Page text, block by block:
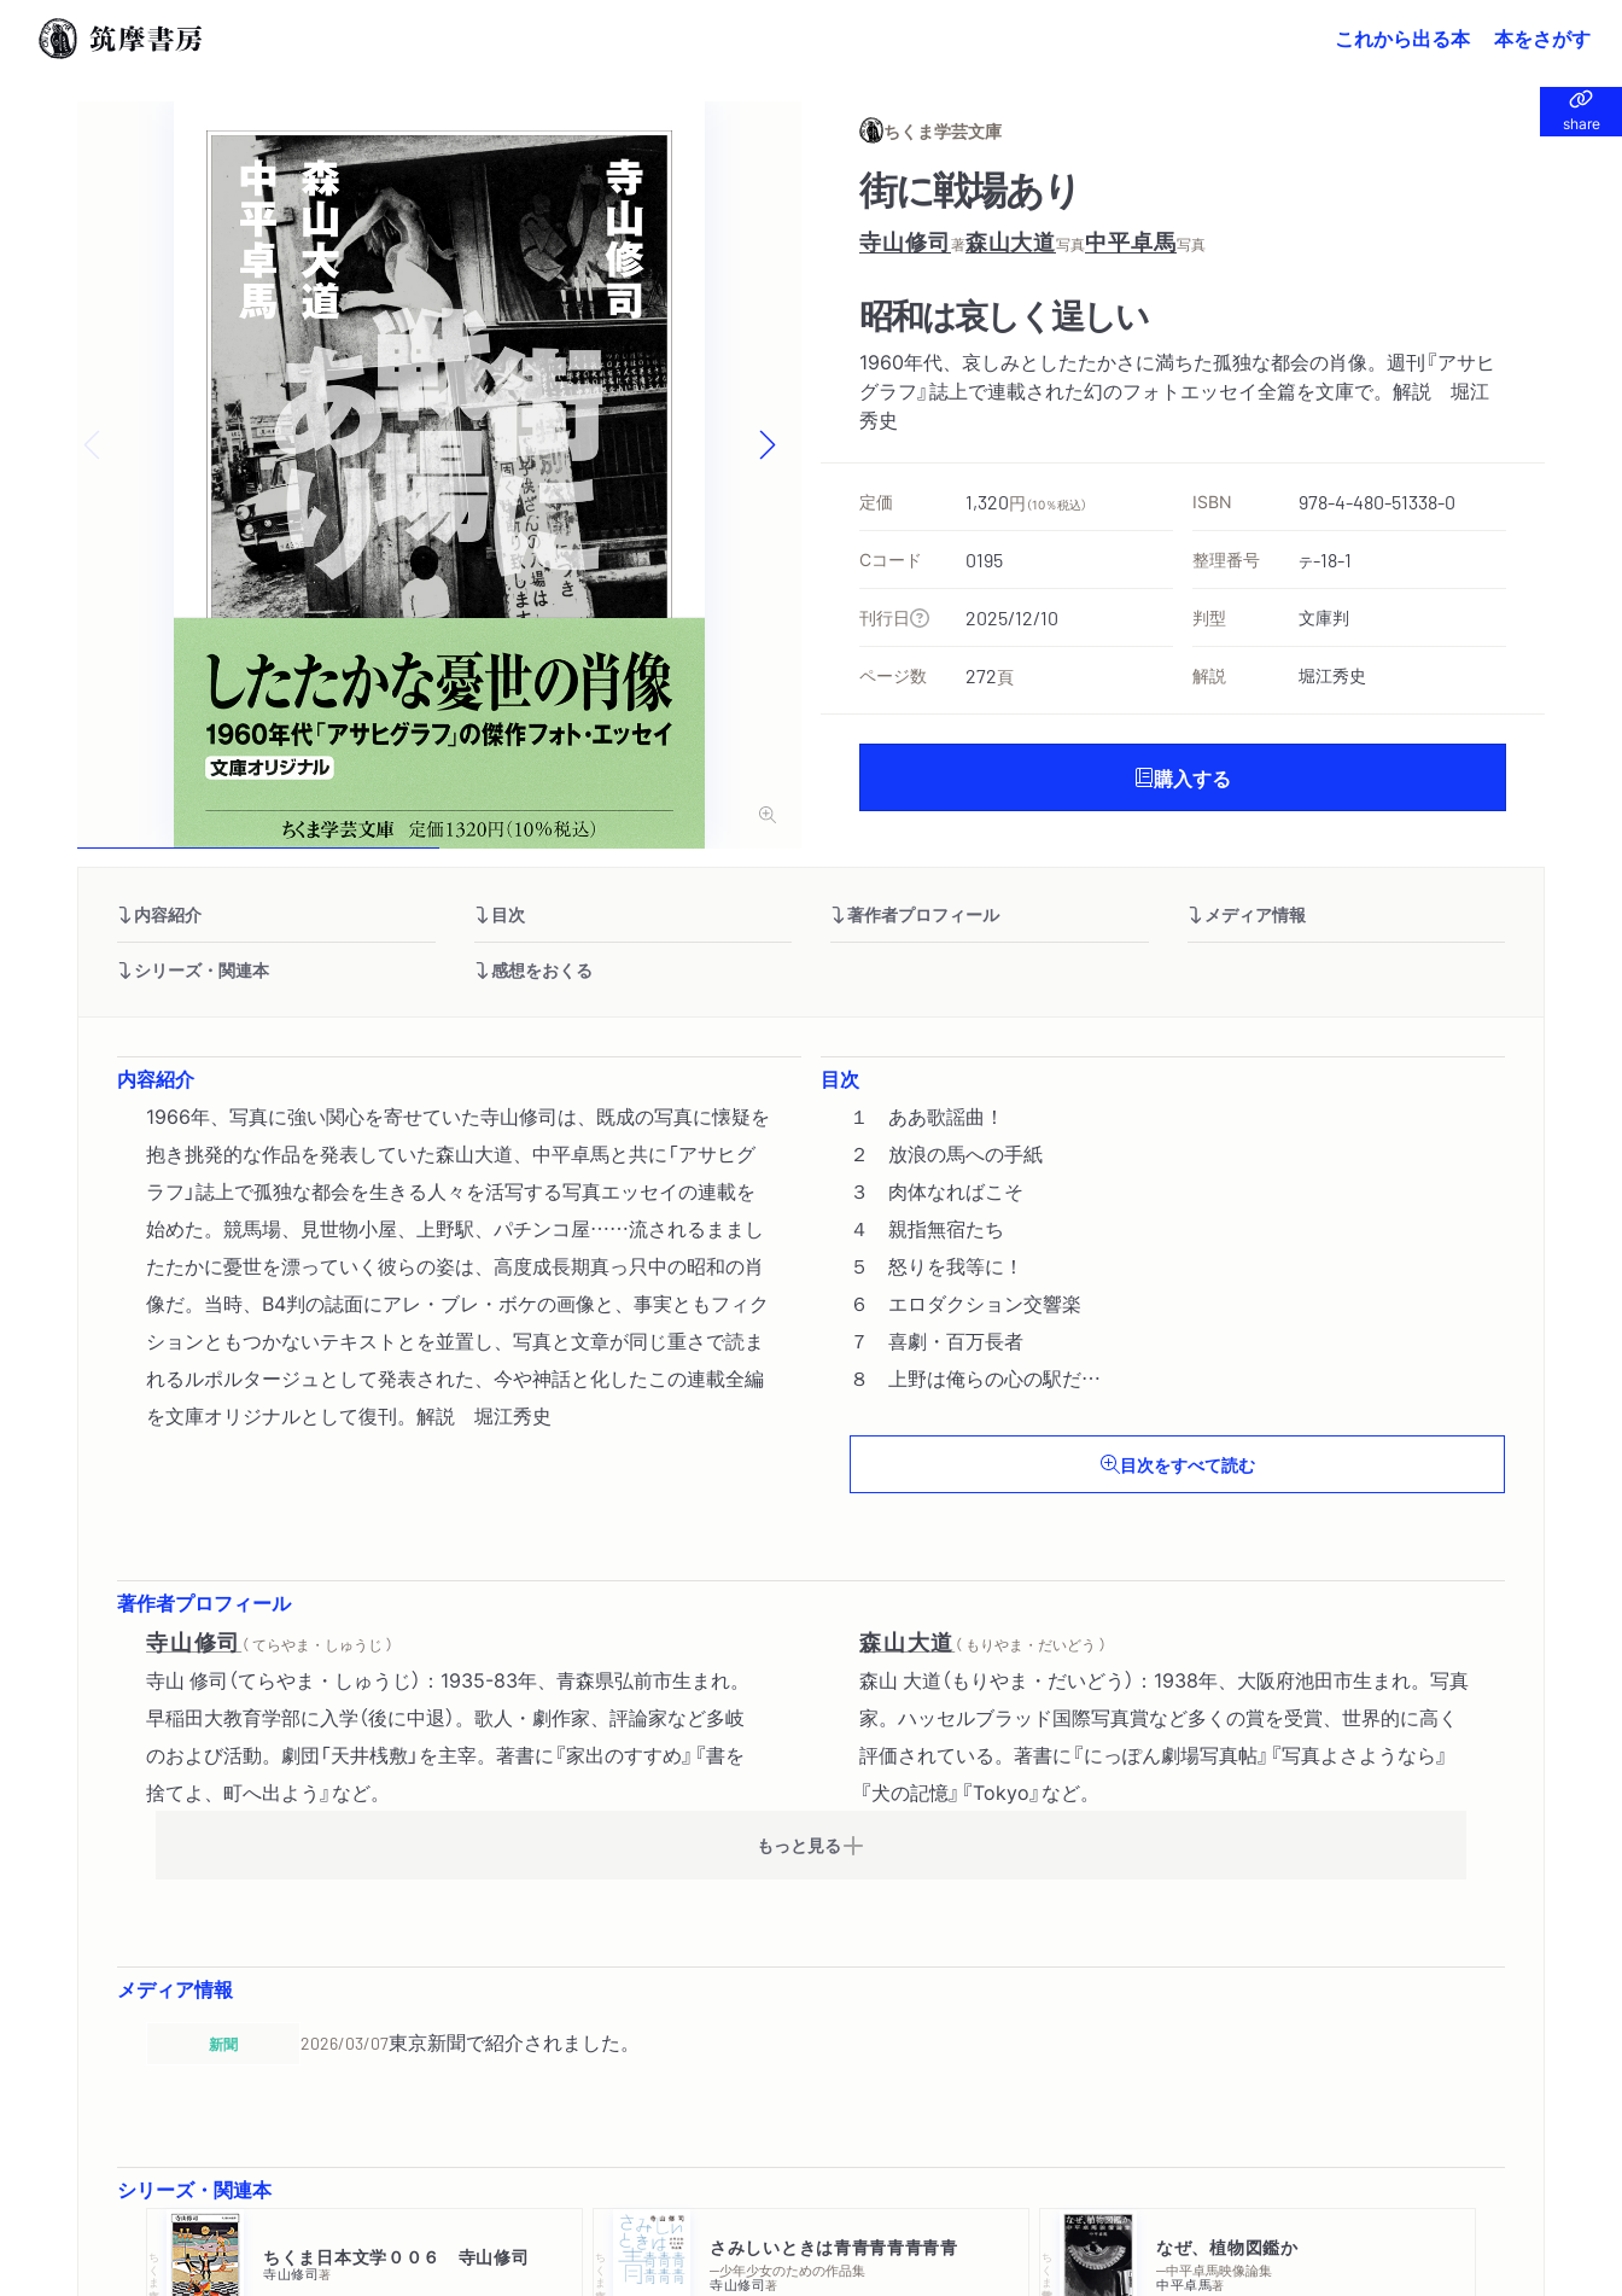
これから出る本 本をさがす
share
share
ちくま学芸文庫
街に戦場あり
寺山修司著森山大道写真中平卓馬写真
昭和は哀しく逞しい
1960年代、哀しみとしたたかさに満ちた孤独な都会の肖像。週刊『アサヒ
グラフ』誌上で連載された幻のフォトエッセイ全篇を文庫で。解説 堀江
秀史
定価 1,320円 （10％税込） ISBN 978-4-480-51338-0
Cコード 0195 整理番号 テ-18-1
刊行日 2025/12/10 判型 文庫判
ページ数 272頁 解説 堀江秀史
購入する
内容紹介 目次 著作者プロフィール メディア情報
シリーズ・関連本 感想をおくる
内容紹介
1966年、写真に強い関心を寄せていた寺山修司は、既成の写真に懐疑を
抱き挑発的な作品を発表していた森山大道、中平卓馬と共に「アサヒグ
ラフ」誌上で孤独な都会を生きる人々を活写する写真エッセイの連載を
始めた。競馬場、見世物小屋、上野駅、パチンコ屋……流されるままし
たたかに憂世を漂っていく彼らの姿は、高度成長期真っ只中の昭和の肖
像だ。当時、B4判の誌面にアレ・ブレ・ボケの画像と、事実ともフィク
ションともつかないテキストとを並置し、写真と文章が同じ重さで読ま
れるルポルタージュとして発表された、今や神話と化したこの連載全編
を文庫オリジナルとして復刊。解説 堀江秀史
目次
１ ああ歌謡曲！
２ 放浪の馬への手紙
３ 肉体なればこそ
４ 親指無宿たち
５ 怒りを我等に！
６ エロダクション交響楽
７ 喜劇・百万長者
８ 上野は俺らの心の駅だ
11 友情何するものぞ
15 暁に祈る
16 銃
解説 堀江秀史
目次をすべて読む
著作者プロフィール
寺山修司 （ てらやま・しゅうじ ）
寺山 修司（てらやま・しゅうじ）：1935-83年、青森県弘前市生まれ。
早稲田大教育学部に入学（後に中退）。歌人・劇作家、評論家など多岐
のおよび活動。劇団「天井桟敷」を主宰。著書に『家出のすすめ』『書を
捨てよ、町へ出よう』など。
森山大道 （ もりやま・だいどう ）
森山 大道（もりやま・だいどう）：1938年、大阪府池田市生まれ。写真
家。ハッセルブラッド国際写真賞など多くの賞を受賞、世界的に高く
評価されている。著書に『にっぽん劇場写真帖』『写真よさようなら』
『犬の記憶』『Tokyo』など。
もっと見る
メディア情報
新聞 2026/03/07東京新聞で紹介されました。
シリーズ・関連本
ちくま文庫 ちくま日本文学００６ 寺山修司
寺山修司著 ちくま文庫 さみしいときは青青青青青青青
─少年少女のための作品集
寺山修司著
ちくま学芸文庫 なぜ、植物図鑑か
─中平卓馬映像論集
中平卓馬著